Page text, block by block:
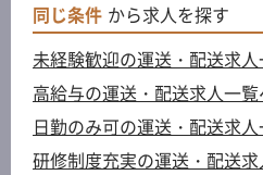
同じ条件 から求人を探す
未経験歓迎の運送・配送求
高給与の運送・配送求人一覧
日勤のみ可の運送・配送求
研修制度充実の運送・配送